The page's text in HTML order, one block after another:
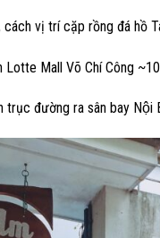
cách vị trí cặp rồng đá hồ
Lotte Mall Võ Chí Công
trục đường ra sân bay Nội